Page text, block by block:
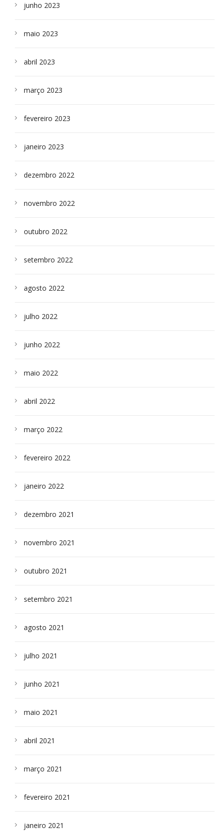
junho 2023
maio 2023
abril 2023
março 2023
fevereiro 2023
janeiro 2023
dezembro 2022
novembro 2022
outubro 2022
setembro 2022
agosto 2022
julho 2022
junho 2022
maio 2022
abril 2022
março 2022
fevereiro 2022
janeiro 2022
dezembro 2021
novembro 2021
outubro 2021
setembro 2021
agosto 2021
julho 2021
junho 2021
maio 2021
abril 2021
março 2021
fevereiro 2021
janeiro 2021